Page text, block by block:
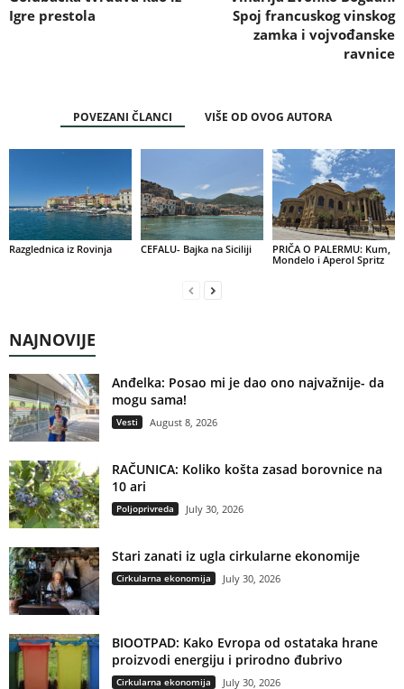
Igre prestola
Spoj francuskog vinskog
zamka i vojvođanske
ravnice
POVEZANI ČLANCI VIŠE OD OVOG AUTORA
Razglednica iz Rovinja CEFALU- Bajka na Siciliji
PRIČA O PALERMU: Kum,
Mondelo i Aperol Spritz
NAJNOVIJE
Anđelka: Posao mi je dao ono najvažnije- da
mogu sama!
Vesti August 8, 2026
RAČUNICA: Koliko košta zasad borovnice na
10 ari
Poljoprivreda July 30, 2026
Stari zanati iz ugla cirkularne ekonomije
Cirkularna ekonomija July 30, 2026
BIOOTPAD: Kako Evropa od ostataka hrane
proizvodi energiju i prirodno đubrivo
Cirkularna ekonomija July 30, 2026